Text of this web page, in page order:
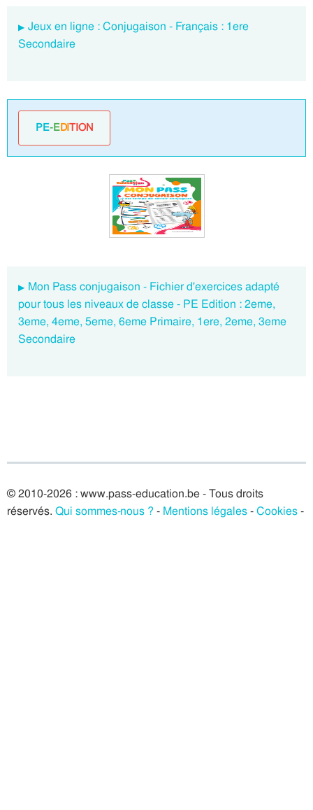
Jeux en ligne : Conjugaison - Français : 1ere
Secondaire
PE-EDITION
Mon Pass conjugaison - Fichier d'exercices adapté
pour tous les niveaux de classe - PE Edition : 2eme,
3eme, 4eme, 5eme, 6eme Primaire, 1ere, 2eme, 3eme
Secondaire
© 2010-2026 : www.pass-education.be - Tous droits
réservés. Qui sommes-nous ? - Mentions légales-Cookies-